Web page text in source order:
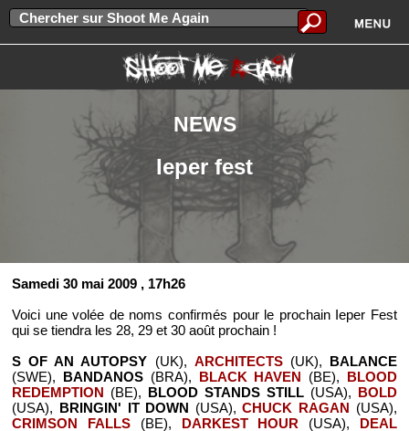
NEWS
Ieper fest
Samedi 30 mai 2009 , 17h26
Voici une volée de noms confirmés pour le prochain Ieper Fest
qui se tiendra les 28, 29 et 30 août prochain !
S OF AN AUTOPSY (UK), ARCHITECTS(UK), BALANCE
(SWE), BANDANOS (BRA), BLACK HAVEN (BE), BLOOD
REDEMPTION (BE), BLOOD STANDS STILL(USA), BOLD
(USA), BRINGIN' IT DOWN (USA),CHUCK RAGAN (USA),
CRIMSON FALLS (BE), DARKEST HOUR (USA), DEAL